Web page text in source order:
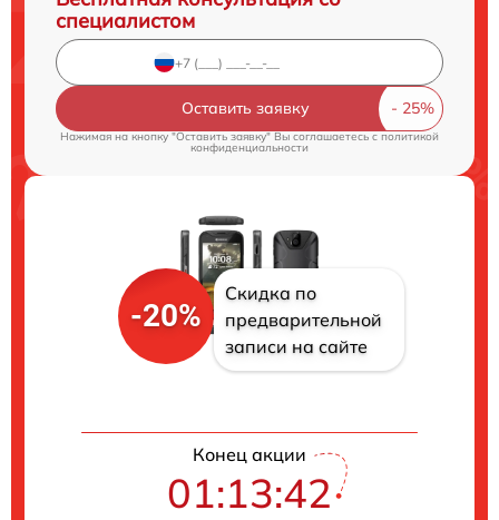
специалистом
Оставить заявку
Нажимая на кнопку "Оставить заявку" Вы соглашаетесь cполитикой
конфиденциальности
-20%
Скидка по
предварительной
записи на сайте
Конец акции
01:13:41